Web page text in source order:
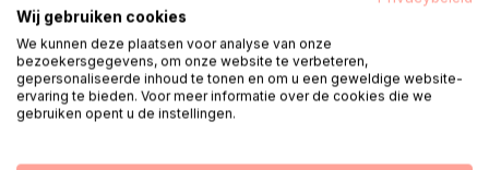
Ми телефонуємо вам
E-mail WhatsApp
Wij gebruiken cookies
We kunnen deze plaatsen voor analyse van onze
bezoekersgegevens, om onze website te verbeteren,
gepersonaliseerde inhoud te tonen en om u een geweldige website-
ervaring te bieden. Voor meer informatie over de cookies die we
gebruiken opent u de instellingen.